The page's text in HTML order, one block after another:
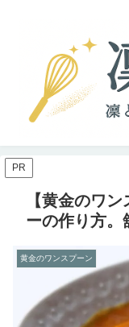
PR
【黄金のワ
ーの作り方。
黄金のワンスプーン